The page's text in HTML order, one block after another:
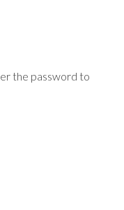
the password to